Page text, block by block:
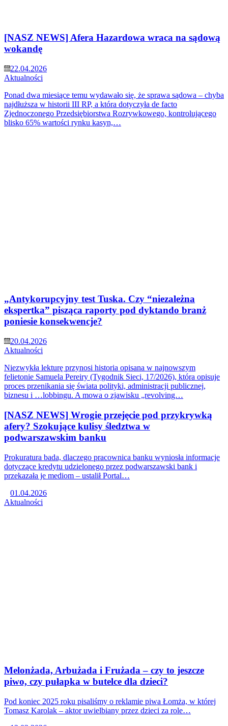
[NASZ NEWS] Afera Hazardowa wraca na sądową
wokandę
22.04.2026
Aktualności
Ponad dwa miesiące temu wydawało się, że sprawa sądowa – chyba
najdłuższa w historii III RP, a która dotyczyła de facto
Zjednoczonego Przedsiębiorstwa Rozrywkowego, kontrolującego
blisko 65% wartości rynku kasyn,…
„Antykorupcyjny test Tuska. Czy “niezależna
ekspertka” pisząca raporty pod dyktando branż
poniesie konsekwencje?
20.04.2026
Aktualności
Niezwykła lekturę przynosi historia opisana w najnowszym
felietonie Samuela Pereiry (Tygodnik Sieci, 17/2026), która opisuje
proces przenikania się świata polityki, administracji publicznej,
biznesu i …lobbingu. A mowa o zjawisku „revolving…
[NASZ NEWS] Wrogie przejęcie pod przykrywką
afery? Szokujące kulisy śledztwa w
podwarszawskim banku
Prokuratura bada, dlaczego pracownica banku wyniosła informacje
dotyczące kredytu udzielonego przez podwarszawski bank i
przekazała je mediom – ustalił Portal…
01.04.2026
Aktualności
Melonżada, Arbużada i Frużada – czy to jeszcze
piwo, czy pułapka w butelce dla dzieci?
Pod koniec 2025 roku pisaliśmy o reklamie piwa Łomża, w której
Tomasz Karolak – aktor uwielbiany przez dzieci za role…